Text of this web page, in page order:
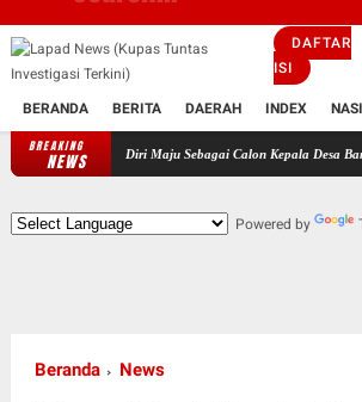
DAFTAR
ISI
BERANDA BERITA DAERAH INDEX
BREAKING
NEWS
Diri Maju Sebagai Calon Kepala Desa Bantarsari
Powered by
Beranda News